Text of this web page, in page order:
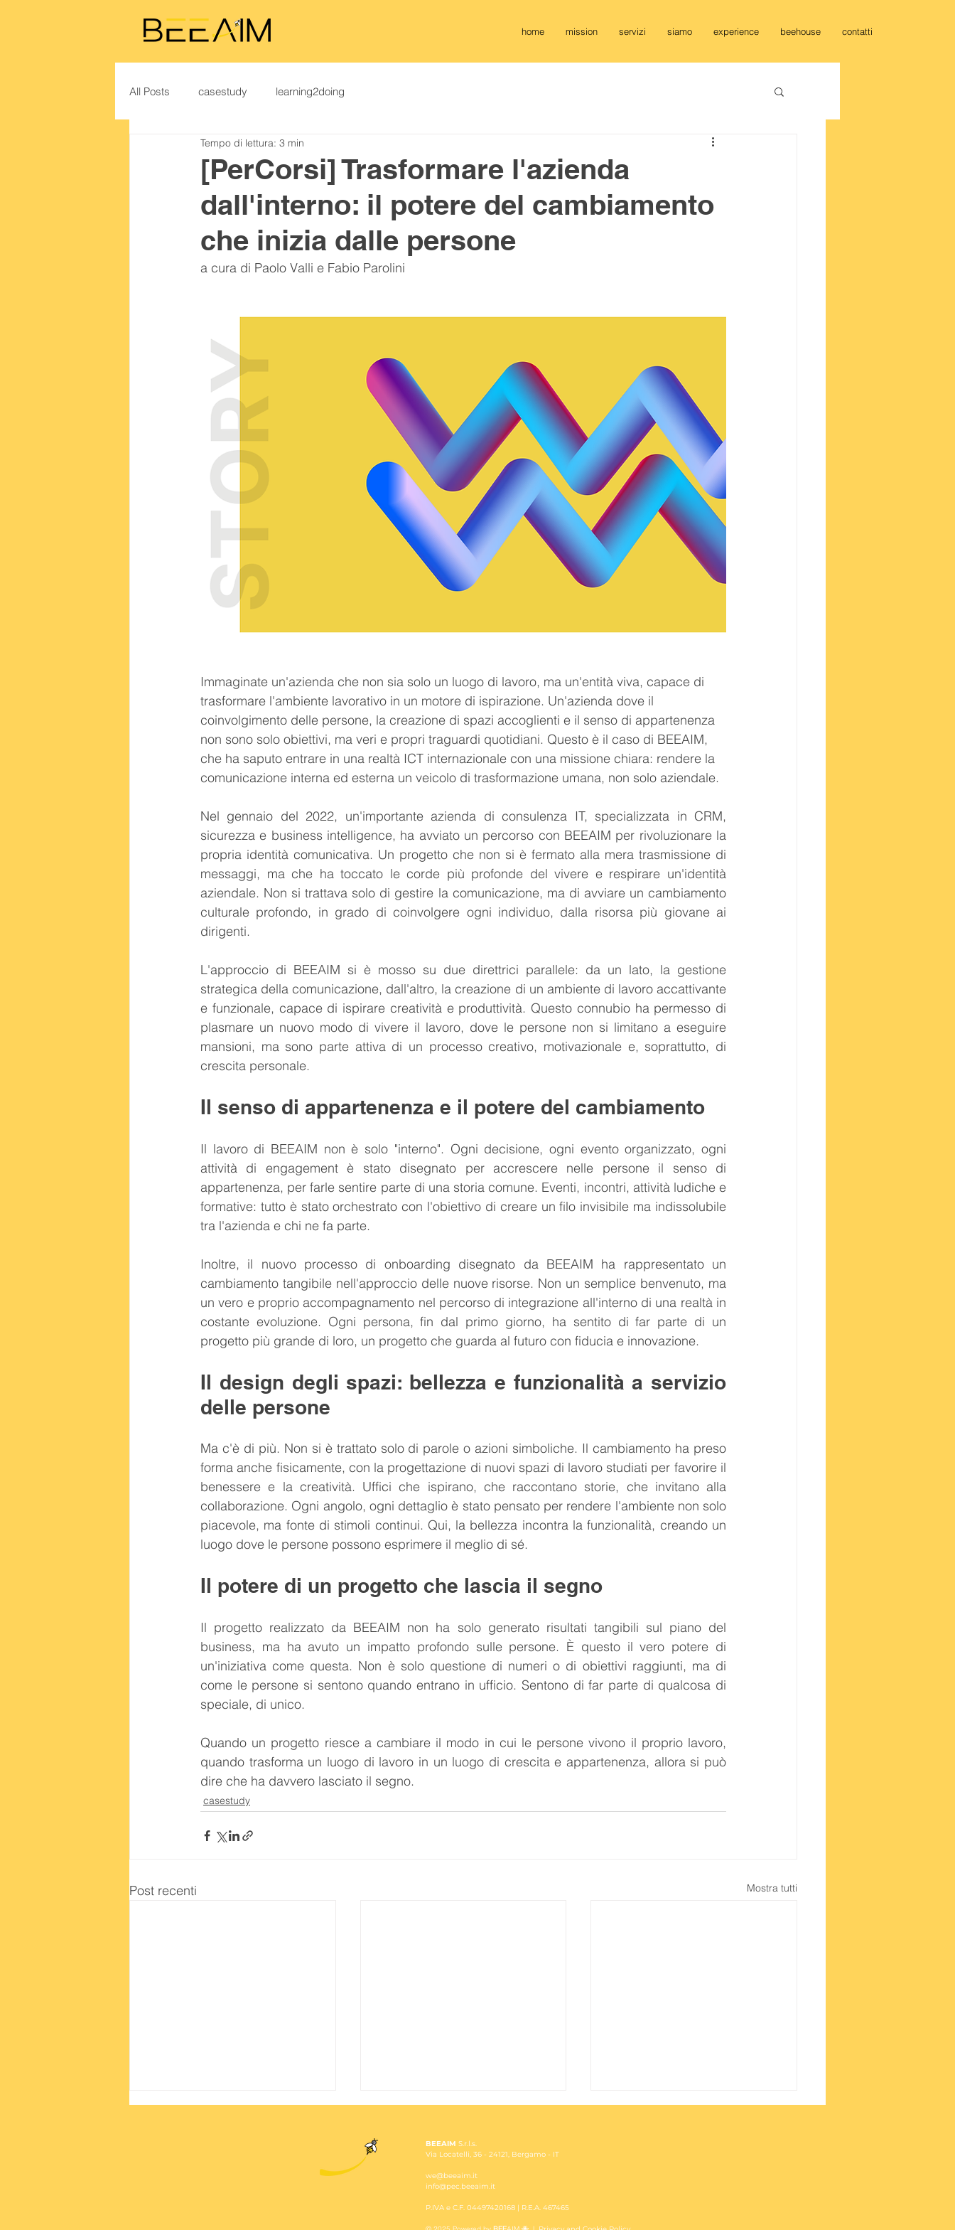
home mission servizi siamo experience beehouse contatti
All Posts casestudy learning2doing
[PerCorsi] Trasformare l'azienda
dall'interno: il potere del cambiamento
che inizia dalle persone
Tempo di lettura: 3 min
a cura di Paolo Valli e Fabio Parolini
Immaginate un'azienda che non sia solo un luogo di lavoro, ma un'entità viva, capace di
trasformare l'ambiente lavorativo in un motore di ispirazione. Un'azienda dove il
coinvolgimento delle persone, la creazione di spazi accoglienti e il senso di appartenenza
non sono solo obiettivi, ma veri e propri traguardi quotidiani. Questo è il caso di BEEAIM,
che ha saputo entrare in una realtà ICT internazionale con una missione chiara: rendere la
comunicazione interna ed esterna un veicolo di trasformazione umana, non solo aziendale.
Nel gennaio del 2022, un'importante azienda di consulenza IT, specializzata in CRM,
sicurezza e business intelligence, ha avviato un percorso con BEEAIM per rivoluzionare la
propria identità comunicativa. Un progetto che non si è fermato alla mera trasmissione di
messaggi, ma che ha toccato le corde più profonde del vivere e respirare un'identità
aziendale. Non si trattava solo di gestire la comunicazione, ma di avviare un cambiamento
culturale profondo, in grado di coinvolgere ogni individuo, dalla risorsa più giovane ai
dirigenti.
L'approccio di BEEAIM si è mosso su due direttrici parallele: da un lato, la gestione
strategica della comunicazione, dall'altro, la creazione di un ambiente di lavoro accattivante
e funzionale, capace di ispirare creatività e produttività. Questo connubio ha permesso di
plasmare un nuovo modo di vivere il lavoro, dove le persone non si limitano a eseguire
mansioni, ma sono parte attiva di un processo creativo, motivazionale e, soprattutto, di
crescita personale.
Il senso di appartenenza e il potere del cambiamento
Il lavoro di BEEAIM non è solo "interno". Ogni decisione, ogni evento organizzato, ogni
attività di engagement è stato disegnato per accrescere nelle persone il senso di
appartenenza, per farle sentire parte di una storia comune. Eventi, incontri, attività ludiche e
formative: tutto è stato orchestrato con l'obiettivo di creare un filo invisibile ma indissolubile
tra l'azienda e chi ne fa parte.
Inoltre, il nuovo processo di onboarding disegnato da BEEAIM ha rappresentato un
cambiamento tangibile nell'approccio delle nuove risorse. Non un semplice benvenuto, ma
un vero e proprio accompagnamento nel percorso di integrazione all'interno di una realtà in
costante evoluzione. Ogni persona, fin dal primo giorno, ha sentito di far parte di un
progetto più grande di loro, un progetto che guarda al futuro con fiducia e innovazione.
Il design degli spazi: bellezza e funzionalità a servizio
delle persone
Ma c'è di più. Non si è trattato solo di parole o azioni simboliche. Il cambiamento ha preso
forma anche fisicamente, con la progettazione di nuovi spazi di lavoro studiati per favorire il
benessere e la creatività. Uffici che ispirano, che raccontano storie, che invitano alla
collaborazione. Ogni angolo, ogni dettaglio è stato pensato per rendere l'ambiente non solo
piacevole, ma fonte di stimoli continui. Qui, la bellezza incontra la funzionalità, creando un
luogo dove le persone possono esprimere il meglio di sé.
Il potere di un progetto che lascia il segno
Il progetto realizzato da BEEAIM non ha solo generato risultati tangibili sul piano del
business, ma ha avuto un impatto profondo sulle persone. È questo il vero potere di
un'iniziativa come questa. Non è solo questione di numeri o di obiettivi raggiunti, ma di
come le persone si sentono quando entrano in ufficio. Sentono di far parte di qualcosa di
speciale, di unico.
Quando un progetto riesce a cambiare il modo in cui le persone vivono il proprio lavoro,
quando trasforma un luogo di lavoro in un luogo di crescita e appartenenza, allora si può
dire che ha davvero lasciato il segno.
casestudy
Post recenti Mostra tutti
BEEAIM S.r.l.s.
Via Locatelli, 36 - 24121, Bergamo - IT
we@beeaim.it
info@pec.beeaim.it
P.IVA e C.F. 04497420168 | R.E.A. 467465